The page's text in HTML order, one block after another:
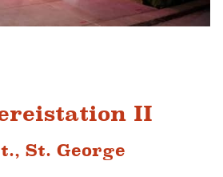
II
St. George